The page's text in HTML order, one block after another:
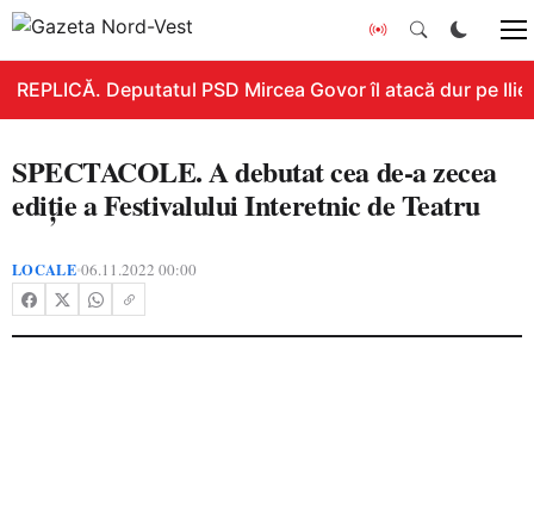
REPLICĂ. Deputatul PSD Mircea Govor îl atacă dur pe
SPECTACOLE. A debutat cea de-a zecea
ediție a Festivalului Interetnic de Teatru
LOCALE•06.11.2022 00:00